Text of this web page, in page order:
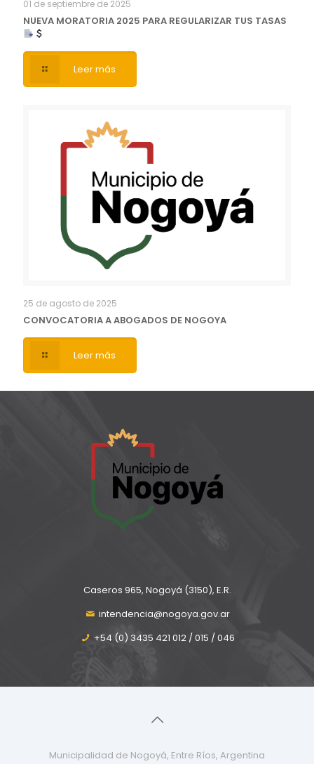
01 de septiembre de 2025
NUEVA MORATORIA 2025 PARA REGULARIZAR TUS TASAS
Leer más
25 de agosto de 2025
CONVOCATORIA A ABOGADOS DE NOGOYA
Leer más
Caseros 965, Nogoyá (3150), E.R.
intendencia@nogoya.gov.ar
+54 (0) 3435 421 012 / 015 / 046
Municipalidad de Nogoyá, Entre Ríos, Argentina